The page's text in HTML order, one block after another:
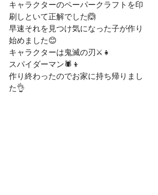
キャラクターのペーパークラフトを印
刷しといて正解でした🙆
早速それを見つけ気になった子が作り
始めました😊
キャラクターは鬼滅の刃⚔👧
スパイダーマン🕷👦
作り終わったのでお家に持ち帰りまし
た👌